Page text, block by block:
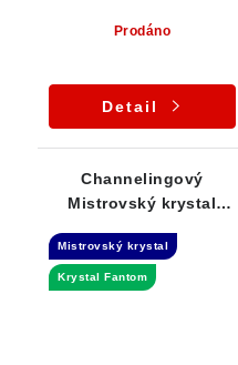
Prodáno
Detail
Channelingový
Mistrovský krystal
Fantomem
Mistrovský krystal
Krystal Fantom